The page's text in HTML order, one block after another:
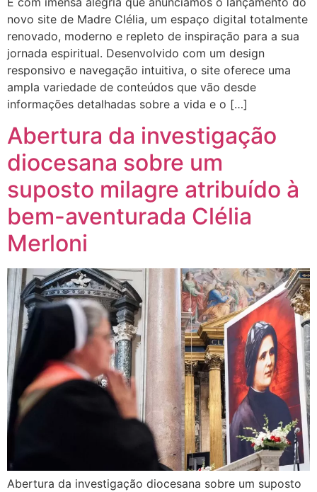
novo site de Madre Clélia, um espaço digital totalmente
renovado, moderno e repleto de inspiração para a sua
jornada espiritual. Desenvolvido com um design
responsivo e navegação intuitiva, o site oferece uma
ampla variedade de conteúdos que vão desde
informações detalhadas sobre a vida e o […]
Abertura da investigação
diocesana sobre um
suposto milagre atribuído à
bem-aventurada Clélia
Merloni
Abertura da investigação diocesana sobre um suposto